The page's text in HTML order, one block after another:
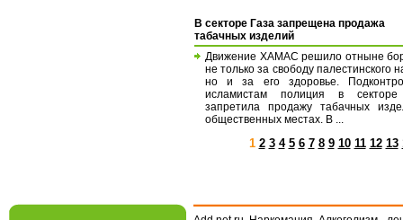
В секторе Газа запрещена продажа
табачных изделий
Движение ХАМАС решило отныне
не только за свободу палестинского
но и за его здоровье.
исламистам полиция в
запретила продажу табачных
общественных местах. В ...
1 2 3 4 5 6 7 8 9 10 11 12 13